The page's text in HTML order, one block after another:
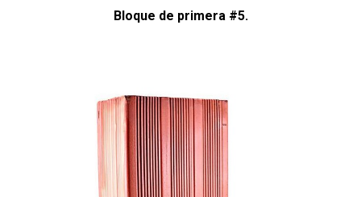
Bloque de primera #5.